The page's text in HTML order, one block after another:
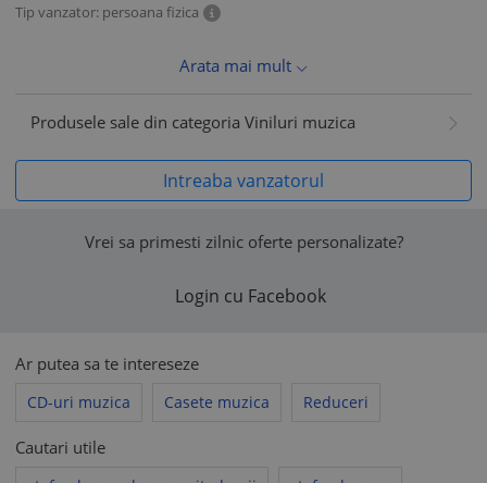
Tip vanzator: persoana fizica
Arata mai mult
Produsele sale din categoria Viniluri muzica
Intreaba vanzatorul
Vrei sa primesti zilnic oferte personalizate?
Login cu Facebook
Ar putea sa te intereseze
CD-uri muzica Casete muzica Reduceri
Cautari utile